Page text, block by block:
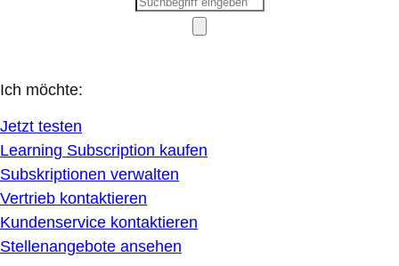
Ich möchte:
Jetzt testen
Learning Subscription kaufen
Subskriptionen verwalten
Vertrieb kontaktieren
Kundenservice kontaktieren
Stellenangebote ansehen